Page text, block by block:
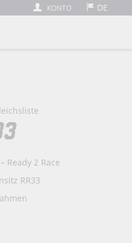
KONTO DE
Ready 2 Race
RR33